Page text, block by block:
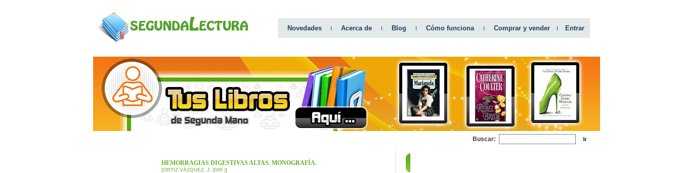
Novedades Acerca de Blog Cómo funciona Comprar y vender Entrar
Buscar:
HEMORRAGIAS DIGESTIVAS ALTAS. MONOGRAFÍA.
[ORTIZ VÁZQUEZ, J. (DIR.)]